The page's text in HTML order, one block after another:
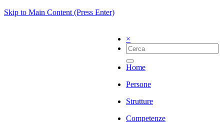
Skip to Main Content (Press Enter)
×
Home
Persone
Strutture
Competenze